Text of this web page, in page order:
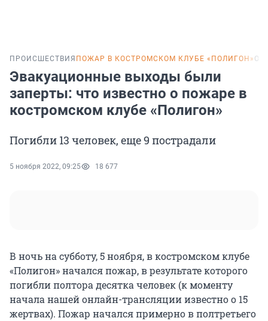
ПРОИСШЕСТВИЯ ПОЖАР В КОСТРОМСКОМ КЛУБЕ «ПОЛИГОН»
Эвакуационные выходы были
заперты: что известно о пожаре в
костромском клубе «Полигон»
Погибли 13 человек, еще 9 пострадали
5 ноября 2022, 09:25 18 677
В ночь на субботу, 5 ноября, в костромском клубе
«Полигон» начался пожар, в результате которого
погибли полтора десятка человек (к моменту
начала нашей онлайн-трансляции известно о 15
жертвах). Пожар начался примерно в полтретьего